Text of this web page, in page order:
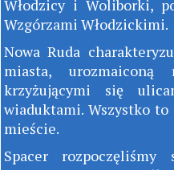
Włodzicy i Woliborki,
Wzgórzami Włodzickimi.
Nowa Ruda
miasta, urozmaiconą
krzyżującymi się
wiaduktami. Wszystko to
mieście.
Spacer rozpoczęliśmy